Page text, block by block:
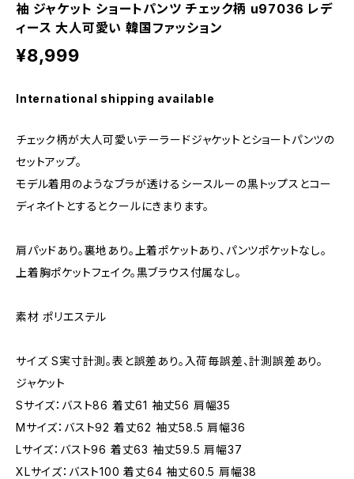
袖 ジャケット ショートパンツ チェック柄 u97036 レデ
ィース 大人可愛い 韓国ファッション
¥8,999
International shipping available
チェック柄が大人可愛いテーラードジャケットとショートパンツの
セットアップ。
モデル着用のようなブラが透けるシースルーの黒トップスとコー
ディネイトとするとクールにきまります。
肩パッドあり。裏地あり。上着ポケットあり、パンツポケットなし。
上着胸ポケットフェイク。黒ブラウス付属なし。
素材 ポリエステル
サイズ S実寸計測。表と誤差あり。入荷毎誤差、計測誤差あり。
ジャケット
Sサイズ：バスト86 着丈61 袖丈56 肩幅35
Mサイズ：バスト92 着丈62 袖丈58.5 肩幅36
Lサイズ：バスト96 着丈63 袖丈59.5 肩幅37
XLサイズ：バスト100 着丈64 袖丈60.5 肩幅38